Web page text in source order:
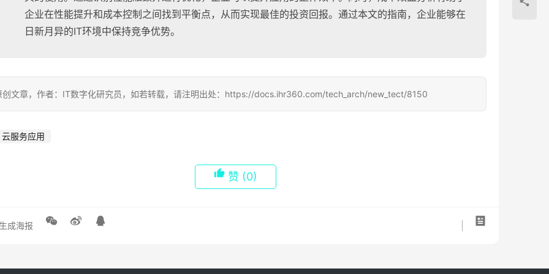
企业在性能提升和成本控制之间找到平衡点，从而实现最佳的投资回报。通过本文的指南，企业能够在
日新月异的IT环境中保持竞争优势。
创文章，作者：IT数字化研究员，如若转载，请注明出处：https://docs.ihr360.com/tech_arch/new_tect/8150
云服务应用
赞 (0)
成海报